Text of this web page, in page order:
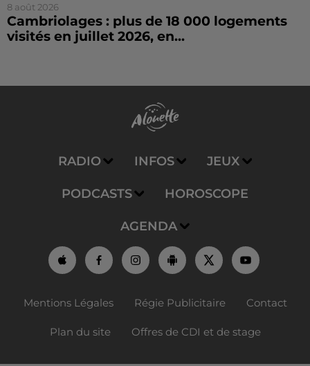
8 août 2026
Cambriolages : plus de 18 000 logements
visités en juillet 2026, en...
RADIO INFOS JEUX
PODCASTS HOROSCOPE
AGENDA
Mentions Légales Régie Publicitaire Contact
Plan du site Offres de CDI et de stage